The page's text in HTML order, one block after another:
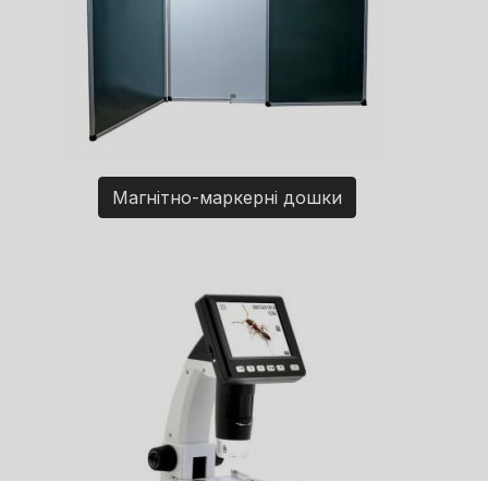
Магнітно-маркерні дошки